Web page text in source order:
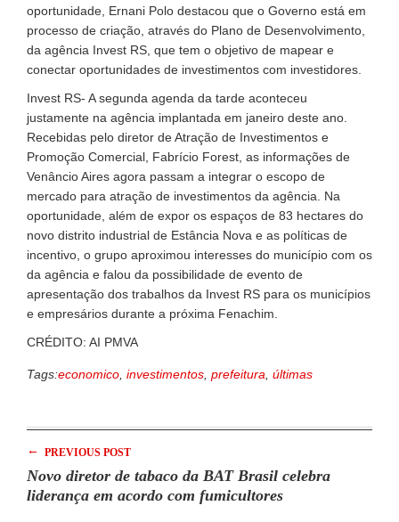
oportunidade, Ernani Polo destacou que o Governo está em
processo de criação, através do Plano de Desenvolvimento,
da agência Invest RS, que tem o objetivo de mapear e
conectar oportunidades de investimentos com investidores.
Invest RS- A segunda agenda da tarde aconteceu
justamente na agência implantada em janeiro deste ano.
Recebidas pelo diretor de Atração de Investimentos e
Promoção Comercial, Fabrício Forest, as informações de
Venâncio Aires agora passam a integrar o escopo de
mercado para atração de investimentos da agência. Na
oportunidade, além de expor os espaços de 83 hectares do
novo distrito industrial de Estância Nova e as políticas de
incentivo, o grupo aproximou interesses do município com os
da agência e falou da possibilidade de evento de
apresentação dos trabalhos da Invest RS para os municípios
e empresários durante a próxima Fenachim.
CRÉDITO: AI PMVA
Tags:economico, investimentos, prefeitura, últimas
← PREVIOUS POST
Novo diretor de tabaco da BAT Brasil celebra
liderança em acordo com fumicultores